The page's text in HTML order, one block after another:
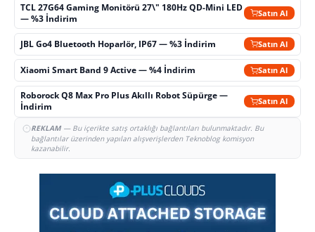
TCL 27G64 Gaming Monitörü 27\" 180Hz QD-Mini LED
— %3 İndirim
Satın Al
JBL Go4 Bluetooth Hoparlör, IP67 — %3 İndirim Satın Al
Xiaomi Smart Band 9 Active — %4 İndirim Satın Al
Roborock Q8 Max Pro Plus Akıllı Robot Süpürge —
İndirim
Satın Al
REKLAM— Bu içerikte satış ortaklığı bağlantıları bulunmaktadır. Bu
bağlantılar üzerinden yapılan alışverişlerden Teknoblog komisyon
kazanabilir.